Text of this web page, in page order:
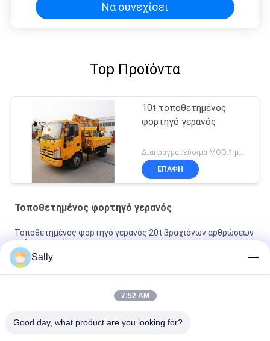
Να συνεχίσει
Top Προϊόντα
10t τοποθετημένος
φορτηγό γερανός
ΕΠΑΦΉ
Τοποθετημένος φορτηγό γερανός
Τοποθετημένος φορτηγό γερανός 20t βραχιόνων αρθρώσεων
τηλεσκοπικός
Βαρέων καθηκόντων τοποθετημένος φορτηγό τηλεσκοπικός
βραχίονας ικανότητας γερανών 10t μικρός τυποποιημένος
20t άρθρωση και τηλεσκοπικός τοποθετημένος φορτηγό
Sally
7:52 AM
Good day, what product are you looking for?